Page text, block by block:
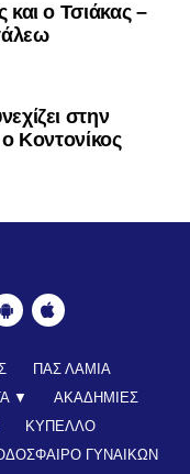
ο Τσιάκας –
στην
Κοντονίκος
ΠΑΣ ΛΑΜΙΑ
▼
ΑΚΑΔΗΜΙΕΣ
ΚΥΠΕΛΛΟ
ΓΥΝΑΙΚΩΝ